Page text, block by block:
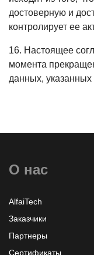
достоверную и
контролирует ее
16. Настоящее
момента
данных,
О нас
AlfaiTech
Заказчики
Партнеры
Сертификаты